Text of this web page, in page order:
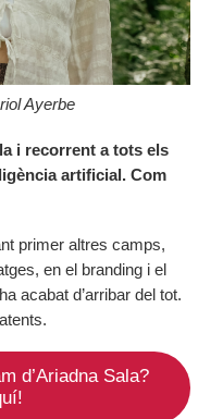
Ayerbe
i recorrent a tots els
artificial. Com
primer altres camps,
en el branding i el
acabat d’arribar del tot.
d’Ariadna Sala?